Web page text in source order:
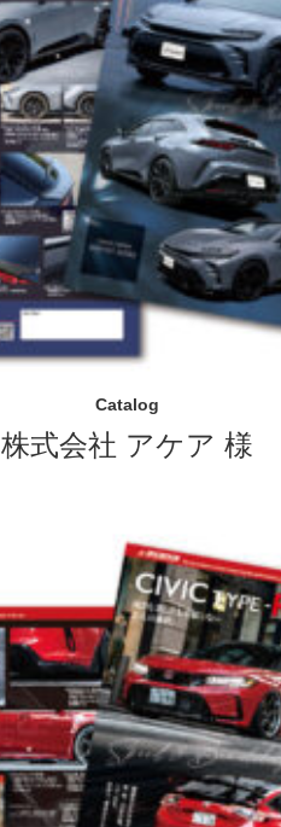
Catalog
株式会社 アケア 様